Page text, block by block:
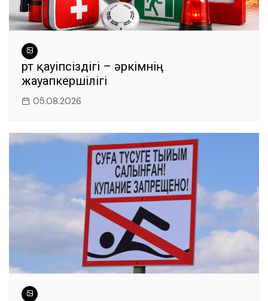
Өрт қауіпсіздігі – әркімнің
жауапкершілігі
05.08.2026